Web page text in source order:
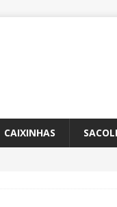
CAIXINHAS